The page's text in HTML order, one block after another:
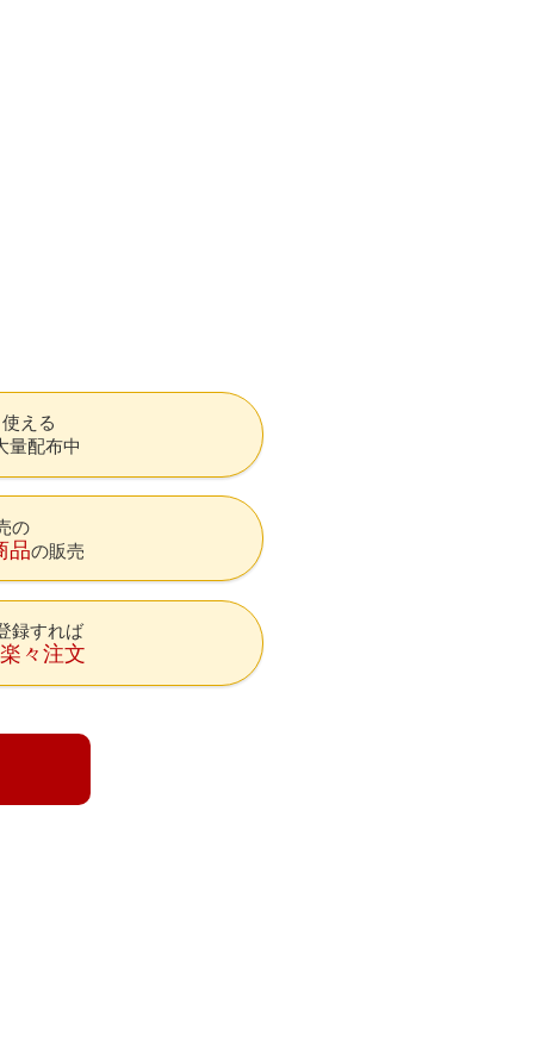
える
量配布中
の
品の販売
録すれば
々注文